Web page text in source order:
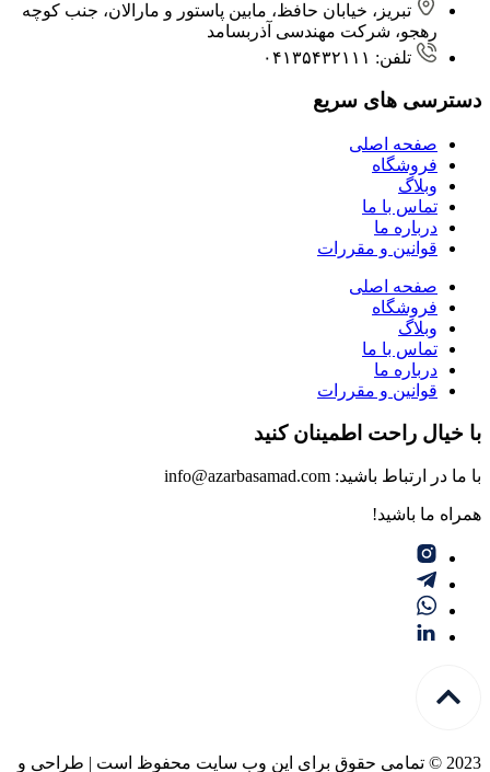
تبریز، خیابان حافظ، مابین پاستور و مارالان، جنب کوچه
رهجو، شرکت مهندسی آذربسامد
تلفن: ۰۴۱۳۵۴۳۲۱۱۱
دسترسی های سریع
صفحه اصلی
فروشگاه
وبلاگ
تماس با ما
درباره ما
قوانین و مقررات
صفحه اصلی
فروشگاه
وبلاگ
تماس با ما
درباره ما
قوانین و مقررات
با خیال راحت اطمینان کنید
با ما در ارتباط باشید: info@azarbasamad.com
همراه ما باشید!
2023 © تمامی حقوق برای این وب سایت محفوظ است | طراحی و